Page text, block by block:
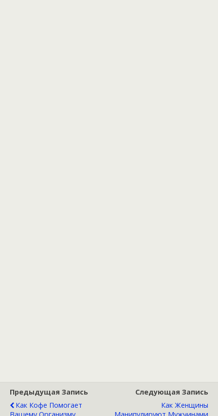
Предыдущая Запись
Как Кофе Помогает
Вашему Организму
Следующая Запись
Как Женщины
Манипулируют Мужчинами